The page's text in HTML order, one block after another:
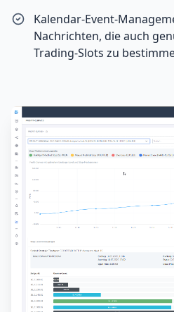
Kalendar-Event-
Nachrichten, die auch
Trading-Slots zu